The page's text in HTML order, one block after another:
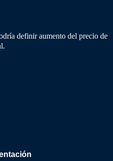
definir aumento del precio de